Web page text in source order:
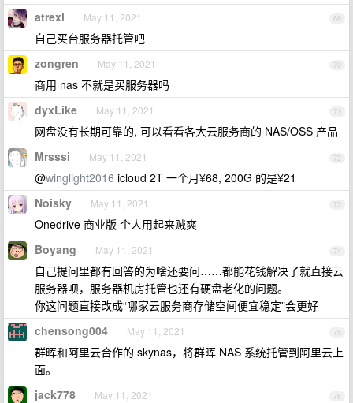
69
atrexl May 11, 2021
自己买台服务器托管吧
70
zongren May 11, 2021
商用 nas 不就是买服务器吗
71
dyxLike May 11, 2021
网盘没有长期可靠的, 可以看看各大云服务商的 NAS/OSS 产品
72
Mrsssi May 11, 2021
@winglight2016 icloud 2T 一个月¥68, 200G 的是¥21
73
Noisky May 11, 2021
Onedrive 商业版 个人用起来贼爽
74
Boyang May 11, 2021
自己提问里都有回答的为啥还要问……都能花钱解决了就直接云
服务器呗，服务器机房托管也还有硬盘老化的问题。
你这问题直接改成“哪家云服务商存储空间便宜稳定”会更好
75
chensong004 May 11, 2021
群晖和阿里云合作的 skynas，将群晖 NAS 系统托管到阿里云上
面。
76
jack778 May 11, 2021